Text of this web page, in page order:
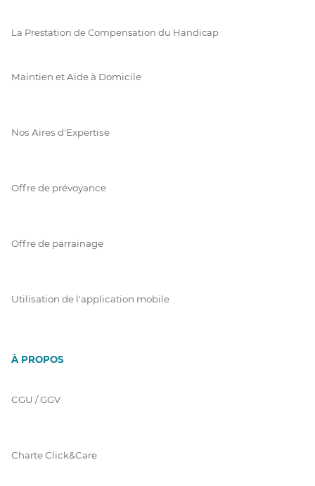
La Prestation de Compensation du Handicap
Maintien et Aide à Domicile
Nos Aires d'Expertise
Offre de prévoyance
Offre de parrainage
Utilisation de l'application mobile
À PROPOS
CGU / GGV
Charte Click&Care